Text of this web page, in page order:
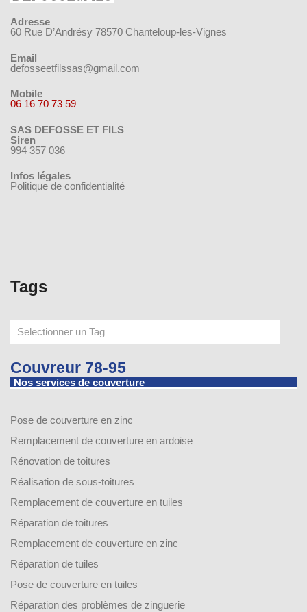
Adresse
60 Rue D’Andrésy 78570 Chanteloup-les-Vignes
Email
defosseetfilssas@gmail.com
Mobile
06 16 70 73 59
SAS DEFOSSE ET FILS
Siren
994 357 036
Infos légales
Politique de confidentialité
Tags
Couvreur 78-95
Nos services de couverture
Pose de couverture en zinc
Remplacement de couverture en ardoise
Rénovation de toitures
Réalisation de sous-toitures
Remplacement de couverture en tuiles
Réparation de toitures
Remplacement de couverture en zinc
Réparation de tuiles
Pose de couverture en tuiles
Réparation des problèmes de zinguerie